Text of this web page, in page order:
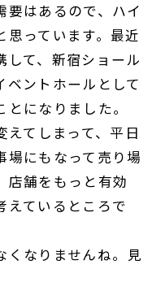
要はあるので、ハイ
思っています。最近
して、新宿ショール
ントホールとして
になりました。
てしまって、平日
場にもなって売り場
店舗をもっと有効
えているところで
くなりませんね。見